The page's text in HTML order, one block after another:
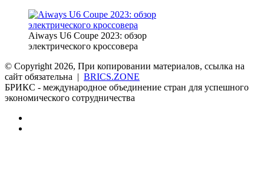
Aiways U6 Coupe 2023: обзор
электрического кроссовера
© Copyright 2026, При копировании материалов, ссылка на
сайт обязательна | BRICS.ZONE
БРИКС - международное объединение стран для успешного
экономического сотрудничества